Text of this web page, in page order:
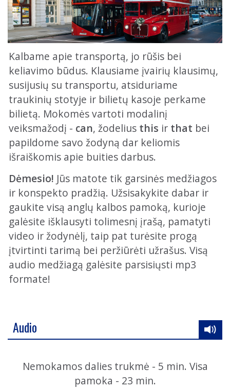
Kalbame apie transportą, jo rūšis bei
keliavimo būdus. Klausiame įvairių klausimų,
susijusių su transportu, atsiduriame
traukinių stotyje ir bilietų kasoje perkame
bilietą. Mokomės vartoti modalinį
veiksmažodį - can, žodelius this ir that bei
papildome savo žodyną dar keliomis
išraiškomis apie buities darbus.
Dėmesio! Jūs matote tik garsinės medžiagos
ir konspekto pradžią. Užsisakykite dabar ir
gaukite visą anglų kalbos pamoką, kurioje
galėsite išklausyti tolimesnį įrašą, pamatyti
video ir žodynėlį, taip pat turėsite progą
įtvirtinti tarimą bei peržiūrėti užrašus. Visą
audio medžiagą galėsite parsisiųsti mp3
formate!
Audio
Nemokamos dalies trukmė - 5 min. Visa
pamoka - 23 min.